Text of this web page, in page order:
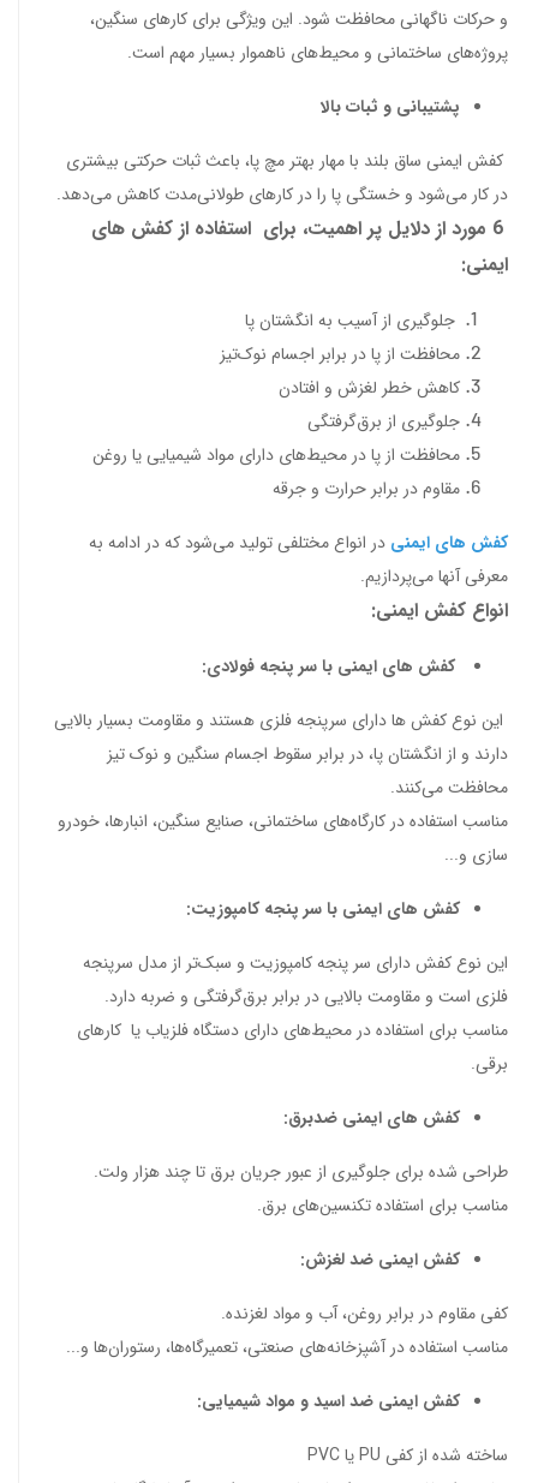
و حرکات ناگهانی محافظت شود. این ویژگی برای کارهای سنگین،
پروژه‌های ساختمانی و محیط‌های ناهموار بسیار مهم است.
پشتیبانی و ثبات بالا
کفش ایمنی ساق بلند با مهار بهتر مچ پا، باعث ثبات حرکتی بیشتری
در کار می‌شود و خستگی پا را در کارهای طولانی‌مدت کاهش می‌دهد.
6 مورد از دلایل پر اهمیت، برای استفاده از کفش های
ایمنی:
جلوگیری از آسیب به انگشتان پا
محافظت از پا در برابر اجسام نوک‌تیز
کاهش خطر لغزش و افتادن
جلوگیری از برق‌گرفتگی
محافظت از پا در محیط‌های دارای مواد شیمیایی یا روغن
مقاوم در برابر حرارت و جرقه
کفش های ایمنی در انواع مختلفی تولید می‌شود که در ادامه به
معرفی آنها می‌پردازیم.
انواع کفش ایمنی:
کفش های ایمنی با سر پنجه فولادی:
این نوع کفش ها دارای سرپنجه فلزی هستند و مقاومت بسیار بالایی
دارند و از انگشتان پا، در برابر سقوط اجسام سنگین و نوک تیز
محافظت می‌کنند.
مناسب استفاده در کارگاه‌های ساختمانی، صنایع سنگین، انبارها، خودرو
سازی و...
کفش های ایمنی با سر پنجه کامپوزیت:
این نوع کفش دارای سر پنجه کامپوزیت و سبک‌تر از مدل سرپنجه
فلزی است و مقاومت بالایی در برابر برق‌گرفتگی و ضربه دارد.
مناسب برای استفاده در محیط‌های دارای دستگاه فلزیاب یا کارهای
برقی.
کفش های ایمنی ضدبرق:
طراحی شده برای جلوگیری از عبور جریان‌ برق تا چند هزار ولت.
مناسب برای استفاده تکنسین‌های برق.
کفش ایمنی ضد لغزش:
کفی مقاوم در برابر روغن، آب و مواد لغزنده.
مناسب استفاده در آشپزخانه‌های صنعتی، تعمیرگاه‌ها، رستوران‌ها و...
کفش ایمنی ضد اسید و مواد شیمیایی:
ساخته شده از کفی PU یا PVC